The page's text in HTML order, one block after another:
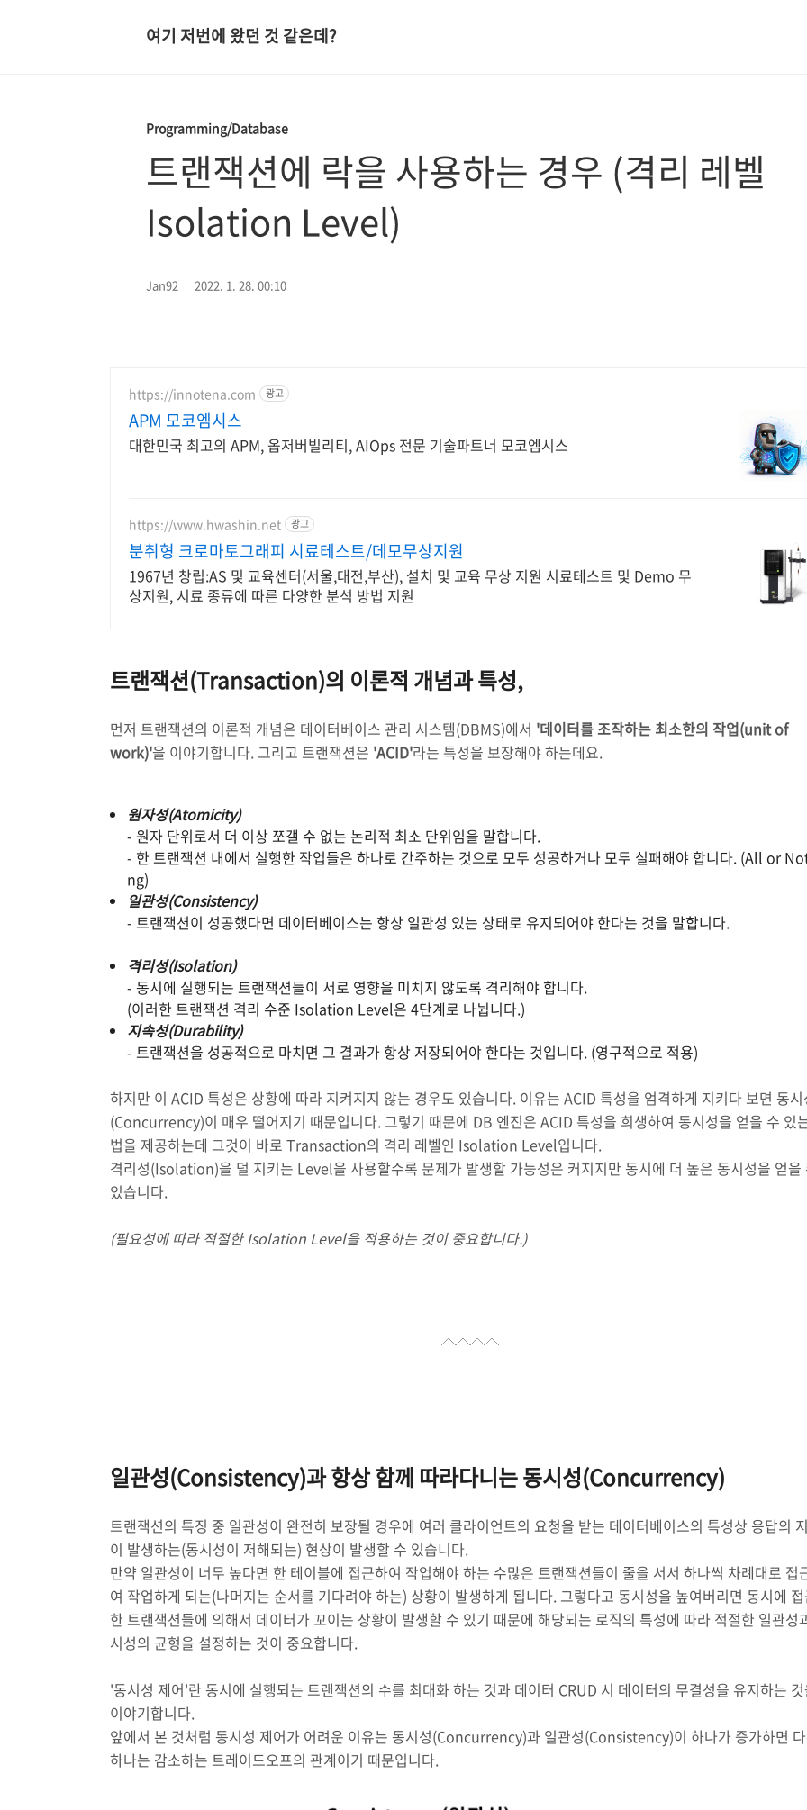
여기 저번에 왔던 것 같은데?
Programming/Database
트랜잭션에 락을 사용하는 경우 (격리 레벨
Isolation Level)
Jan92 2022. 1. 28. 00:10
https://innotena.com 광고
APM 모코엠시스
대한민국 최고의 APM, 옵저버빌리티, AIOps 전문 기술파트너 모코엠시스
https://www.hwashin.net 광고
분취형 크로마토그래피 시료테스트/데모무상지원
1967년 창립:AS 및 교육센터(서울,대전,부산), 설치 및 교육 무상 지원 시료테스트 및 Demo 무
상지원, 시료 종류에 따른 다양한 분석 방법 지원
트랜잭션(Transaction)의 이론적 개념과 특성,
먼저 트랜잭션의 이론적 개념은 데이터베이스 관리 시스템(DBMS)에서 '데이터를 조작하는 최소한의 작업(unit of
work)'을 이야기합니다. 그리고 트랜잭션은 'ACID'라는 특성을 보장해야 하는데요.
원자성(Atomicity)
- 원자 단위로서 더 이상 쪼갤 수 없는 논리적 최소 단위임을 말합니다.
- 한 트랜잭션 내에서 실행한 작업들은 하나로 간주하는 것으로 모두 성공하거나 모두 실패해야 합니다. (All or
ng)
일관성(Consistency)
- 트랜잭션이 성공했다면 데이터베이스는 항상 일관성 있는 상태로 유지되어야 한다는 것을 말합니다.
격리성(Isolation)
- 동시에 실행되는 트랜잭션들이 서로 영향을 미치지 않도록 격리해야 합니다.
(이러한 트랜잭션 격리 수준 Isolation Level은 4단계로 나뉩니다.)
지속성(Durability)
- 트랜잭션을 성공적으로 마치면 그 결과가 항상 저장되어야 한다는 것입니다. (영구적으로 적용)
하지만 이 ACID 특성은 상황에 따라 지켜지지 않는 경우도 있습니다. 이유는 ACID 특성을 엄격하게 지키다 보면 동
(Concurrency)이 매우 떨어지기 때문입니다. 그렇기 때문에 DB 엔진은 ACID 특성을 희생하여 동시성을 얻을 수 있
법을 제공하는데 그것이 바로 Transaction의 격리 레벨인 Isolation Level입니다.
격리성(Isolation)을 덜 지키는 Level을 사용할수록 문제가 발생할 가능성은 커지지만 동시에 더 높은 동시성을 얻을
있습니다.
(필요성에 따라 적절한 Isolation Level을 적용하는 것이 중요합니다.)
일관성(Consistency)과 항상 함께 따라다니는 동시성(Concurrency)
트랜잭션의 특징 중 일관성이 완전히 보장될 경우에 여러 클라이언트의 요청을 받는 데이터베이스의 특성상 응답의
이 발생하는(동시성이 저해되는) 현상이 발생할 수 있습니다.
만약 일관성이 너무 높다면 한 테이블에 접근하여 작업해야 하는 수많은 트랜잭션들이 줄을 서서 하나씩 차례대로 접
여 작업하게 되는(나머지는 순서를 기다려야 하는) 상황이 발생하게 됩니다. 그렇다고 동시성을 높여버리면 동시에
한 트랜잭션들에 의해서 데이터가 꼬이는 상황이 발생할 수 있기 때문에 해당되는 로직의 특성에 따라 적절한 일관성
시성의 균형을 설정하는 것이 중요합니다.
'동시성 제어'란 동시에 실행되는 트랜잭션의 수를 최대화 하는 것과 데이터 CRUD 시 데이터의 무결성을 유지하는
이야기합니다.
앞에서 본 것처럼 동시성 제어가 어려운 이유는 동시성(Concurrency)과 일관성(Consistency)이 하나가 증가하면
하나는 감소하는 트레이드오프의 관계이기 때문입니다.